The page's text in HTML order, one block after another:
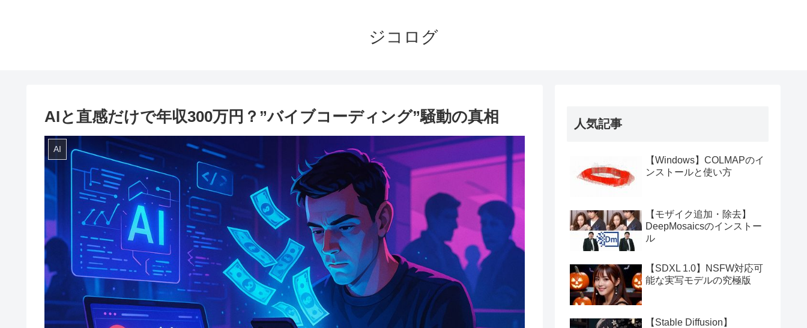
ジコログ
AIと直感だけで年収300万円？”バイブコーディング”騒動の真相
AI
人気記事
【Windows】COLMAPのイ
ンストールと使い方
【モザイク追加・除去】
DeepMosaicsのインストー
ル
【SDXL 1.0】NSFW対応可
能な実写モデルの究極版
【Stable Diffusion】